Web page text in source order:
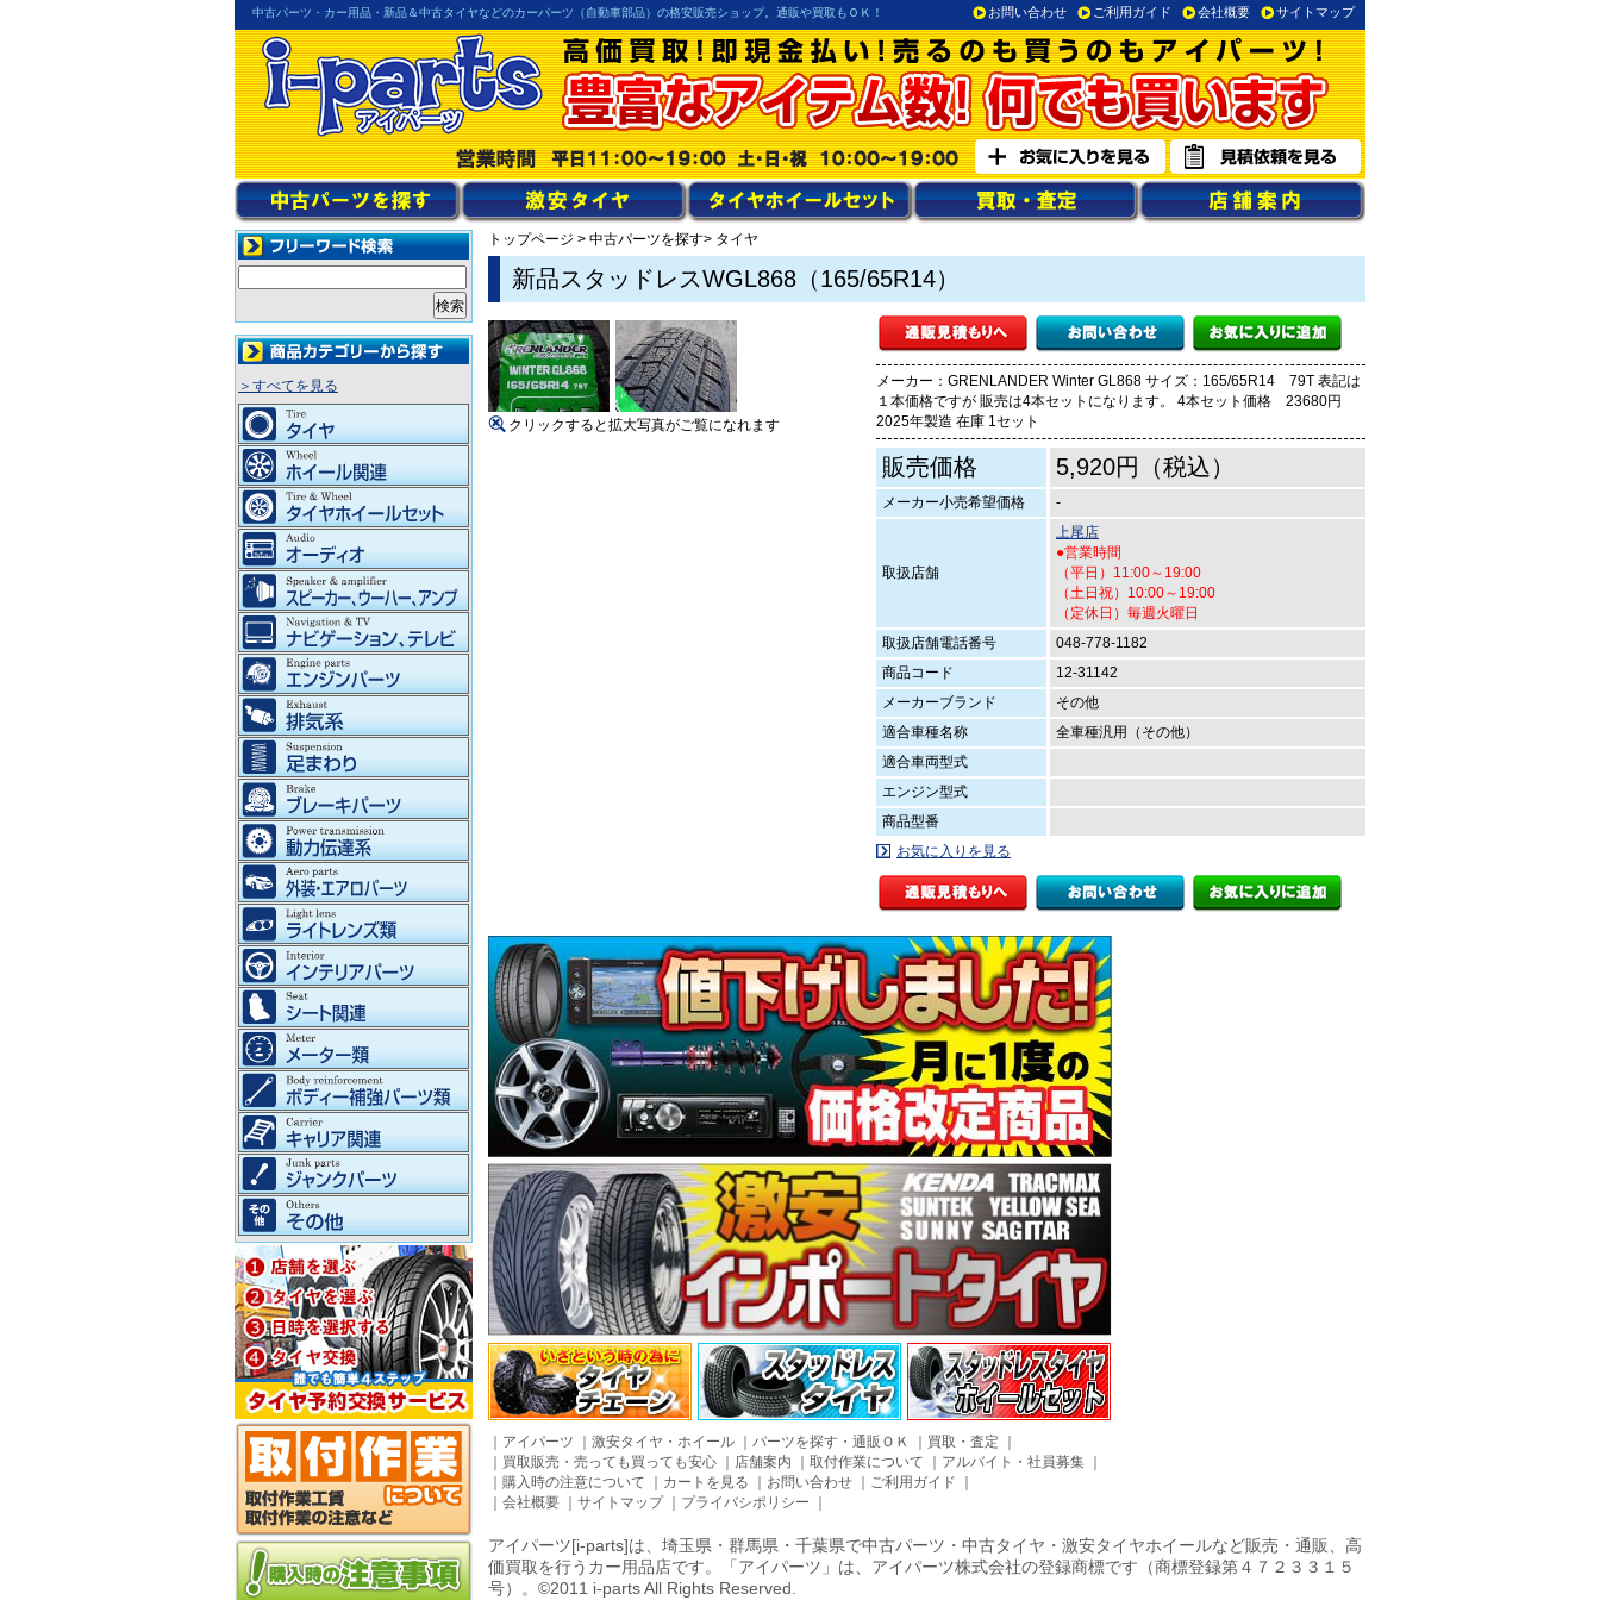
中古パーツ・カー用品・新品＆中古タイヤなどのカーパーツ（自動車部品）の格安販売ショップ。通販や買取もＯＫ！ お問い合わせ ご利用ガイド 会社概要 サイトマップ
トップページ > 中古パーツを探す> タイヤ
新品スタッドレスWGL868（165/65R14）
メーカー：GRENLANDER Winter GL868 サイズ：165/65R14 79T 表記は
１本価格ですが 販売は4本セットになります。 4本セット価格 23680円
2025年製造 在庫 1セット
販売価格 5,920円（税込）
メーカー小売希望価格 -
取扱店舗
上尾店
●営業時間
（平日）11:00～19:00
（土日祝）10:00～19:00
（定休日）毎週火曜日
取扱店舗電話番号
048-778-1182
商品コード
12-31142
メーカーブランド
その他
適合車種名称
全車種汎用（その他）
適合車両型式
エンジン型式
商品型番
お気に入りを見る
クリックすると拡大写真がご覧になれます
アイパーツ 激安タイヤ・ホイール パーツを探す・通販ＯＫ 買取・査定
買取販売・売っても買っても安心 店舗案内 取付作業について アルバイト・社員募集
購入時の注意について カートを見る お問い合わせ ご利用ガイド
会社概要 サイトマップ｜ プライバシポリシー
アイパーツ[i-parts]は、埼玉県・群馬県・千葉県で中古パーツ・中古タイヤ・激安タイヤホイールなど販売・通販、高
価買取を行うカー用品店です。「アイパーツ」は、アイパーツ株式会社の登録商標です（商標登録第４７２３３１５
号）。©2011 i-parts All Rights Reserved.
＞すべてを見る